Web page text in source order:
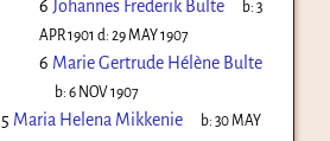
6 Johannes Frederik Bulte b:3
APR 1901 d: 29 MAY 1907
6 Marie Gertrude Hélène Bulte
b:6 NOV 1907
5 Maria Helena Mikkenie b:30 MAY